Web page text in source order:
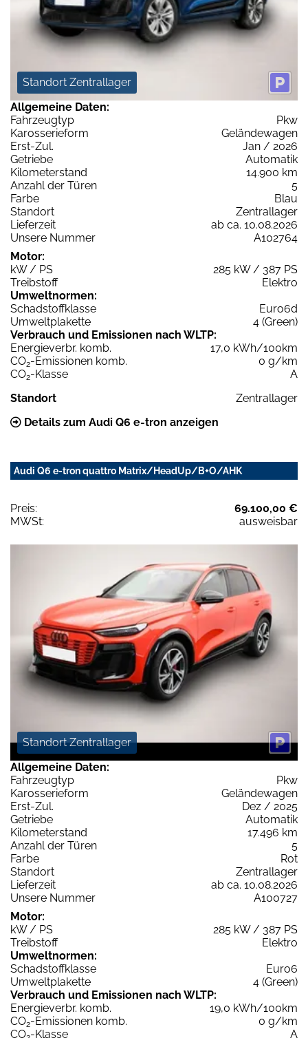
Standort Zentrallager
Allgemeine Daten:
Fahrzeugtyp
Pkw
Karosserieform
Geländewagen
Erst-Zul.
Jan / 2026
Getriebe
Automatik
Kilometerstand
14.900 km
Anzahl der Türen
5
Farbe
Blau
Standort
Zentrallager
Lieferzeit
ab ca. 10.08.2026
Unsere Nummer
A102764
Motor:
kW / PS
285 kW / 387 PS
Treibstoff
Elektro
Umweltnormen:
Schadstoffklasse
Euro6d
Umweltplakette
4 (Green)
Verbrauch und Emissionen nach WLTP:
Energieverbr. komb.
17,0 kWh/100km
CO2-Emissionen komb.
0 g/km
CO2-Klasse
A
Standort
Zentrallager
Details zum Audi Q6 e-tron anzeigen
Audi Q6 e-tron quattro Matrix/HeadUp/B+O/AHK
Preis:
69.100,00 €
MWSt:
ausweisbar
Standort Zentrallager
Allgemeine Daten:
Fahrzeugtyp
Pkw
Karosserieform
Geländewagen
Erst-Zul.
Dez / 2025
Getriebe
Automatik
Kilometerstand
17.496 km
Anzahl der Türen
5
Farbe
Rot
Standort
Zentrallager
Lieferzeit
ab ca. 10.08.2026
Unsere Nummer
A100727
Motor:
kW / PS
285 kW / 387 PS
Treibstoff
Elektro
Umweltnormen:
Schadstoffklasse
Euro6
Umweltplakette
4 (Green)
Verbrauch und Emissionen nach WLTP:
Energieverbr. komb.
19,0 kWh/100km
CO2-Emissionen komb.
0 g/km
CO -Klasse A